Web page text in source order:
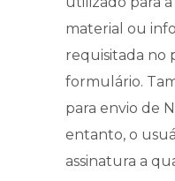
material ou
requisitada no
formulário.
para envio de
entanto, o
assinatura a